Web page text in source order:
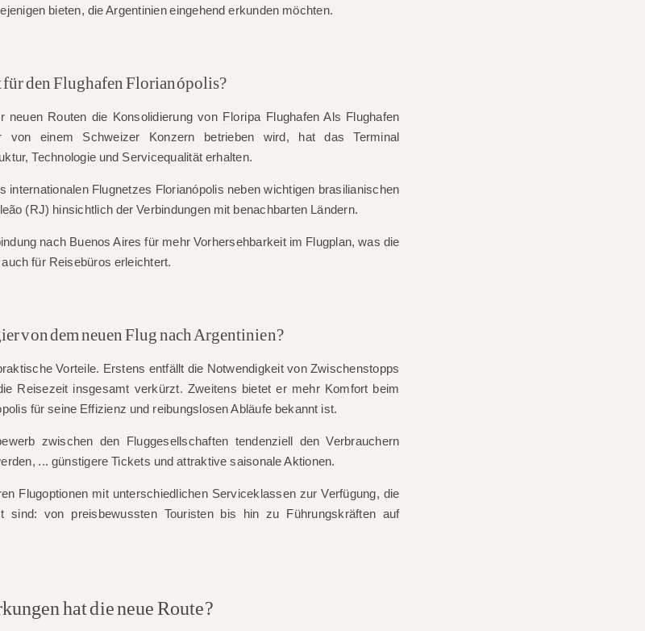
bieten, die Argentinien eingehend erkunden möchten.
für den Flughafen Florianópolis?
neuen Routen die Konsolidierung von Floripa Flughafen Als Flughafen
von einem Schweizer Konzern betrieben wird, hat das Terminal
Technologie und Servicequalität erhalten.
internationalen Flugnetzes Florianópolis neben wichtigen brasilianischen
(RJ) hinsichtlich der Verbindungen mit benachbarten Ländern.
nach Buenos Aires für mehr Vorhersehbarkeit im Flugplan, was die
für Reisebüros erleichtert.
von dem neuen Flug nach Argentinien?
Vorteile. Erstens entfällt die Notwendigkeit von Zwischenstopps
Reisezeit insgesamt verkürzt. Zweitens bietet er mehr Komfort beim
für seine Effizienz und reibungslosen Abläufe bekannt ist.
zwischen den Fluggesellschaften tendenziell den Verbrauchern
... günstigere Tickets und attraktive saisonale Aktionen.
Flugoptionen mit unterschiedlichen Serviceklassen zur Verfügung, die
sind: von preisbewussten Touristen bis hin zu Führungskräften auf
hat die neue Route?